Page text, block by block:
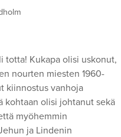
totta! Kukapa olisi uskonut,
nourten miesten 1960-
kiinnostus vanhoja
kohtaan olisi johtanut sekä
myöhemmin
ja Lindenin